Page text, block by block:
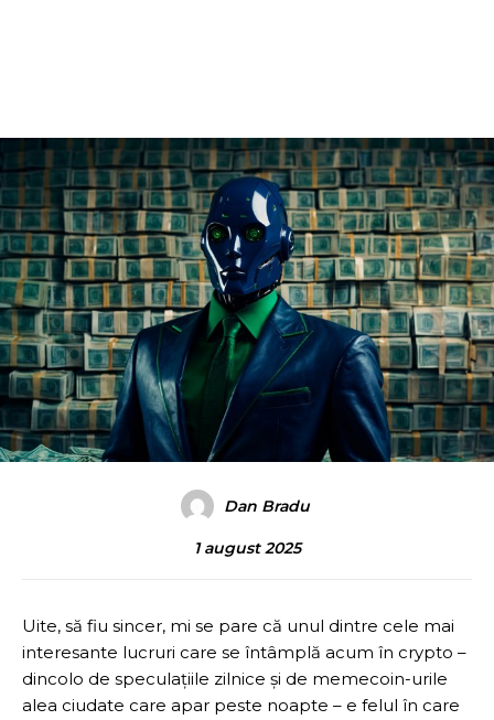
Dan Bradu
1 august 2025
Uite, să fiu sincer, mi se pare că unul dintre cele mai
interesante lucruri care se întâmplă acum în crypto –
dincolo de speculațiile zilnice și de memecoin-urile
alea ciudate care apar peste noapte – e felul în care